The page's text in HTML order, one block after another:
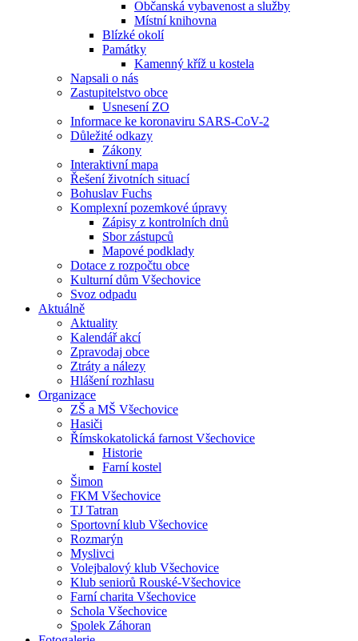
Občanská vybavenost a služby
Místní knihovna
Blízké okolí
Památky
Kamenný kříž u kostela
Napsali o nás
Zastupitelstvo obce
Usnesení ZO
Informace ke koronaviru SARS-CoV-2
Důležité odkazy
Zákony
Interaktivní mapa
Řešení životních situací
Bohuslav Fuchs
Komplexní pozemkové úpravy
Zápisy z kontrolních dnů
Sbor zástupců
Mapové podklady
Dotace z rozpočtu obce
Kulturní dům Všechovice
Svoz odpadu
Aktuálně
Aktuality
Kalendář akcí
Zpravodaj obce
Ztráty a nálezy
Hlášení rozhlasu
Organizace
ZŠ a MŠ Všechovice
Hasiči
Římskokatolická farnost Všechovice
Historie
Farní kostel
Šimon
FKM Všechovice
TJ Tatran
Sportovní klub Všechovice
Rozmarýn
Myslivci
Volejbalový klub Všechovice
Klub seniorů Rouské-Všechovice
Farní charita Všechovice
Schola Všechovice
Spolek Záhoran